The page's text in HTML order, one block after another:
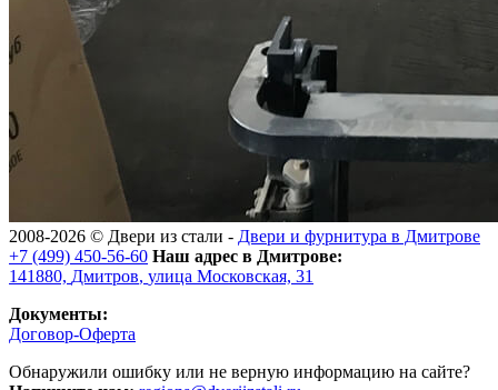
2008-2026 © Двери из стали - Двери и фурнитура в Дмитрове
+7 (499) 450-56-60 Наш адрес в Дмитрове:
141880, Дмитров, улица Московская, 31
Документы:
Договор-Оферта
Обнаружили ошибку или не верную информацию на сайте?